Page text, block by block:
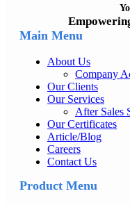
Main Menu
About Us
Company
Our Clients
Our Services
After Sales
Our Certificates
Article/Blog
Careers
Contact Us
Product Menu